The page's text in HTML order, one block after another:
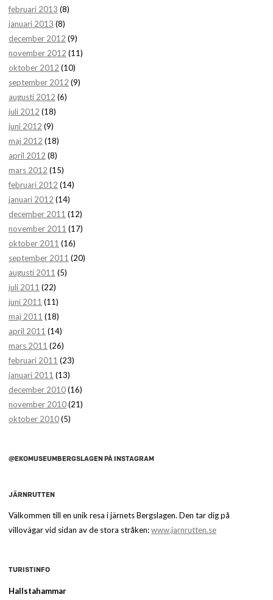
februari 2013 (8)
januari 2013 (8)
december 2012 (9)
november 2012 (11)
oktober 2012 (10)
september 2012 (9)
augusti 2012 (6)
juli 2012 (18)
juni 2012 (9)
maj 2012 (18)
april 2012 (8)
mars 2012 (15)
februari 2012 (14)
januari 2012 (14)
december 2011 (12)
november 2011 (17)
oktober 2011 (16)
september 2011 (20)
augusti 2011 (5)
juli 2011 (22)
juni 2011 (11)
maj 2011 (18)
april 2011 (14)
mars 2011 (26)
februari 2011 (23)
januari 2011 (13)
december 2010(16)
november 2010(21)
oktober 2010(5)
@EKOMUSEUMBERGSLAGEN PÅ INSTAGRAM
JÄRNRUTTEN
Välkommen till en unik resa i järnets Bergslagen. Den tar dig på
villovägar vid sidan av de stora stråken:www.jarnrutten.se
TURISTINFO
Hallstahammar